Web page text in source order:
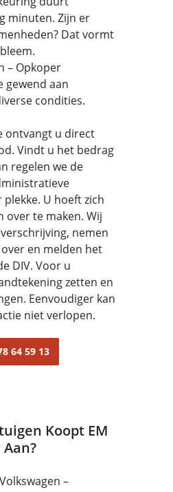
minuten. Zijn er
Dat vormt
– Opkoper
gewend aan
condities.
ontvangt u direct
Vindt u het bedrag
regelen we de
U hoeft zich
over te maken. Wij
nemen
en melden het
DIV. Voor u
zetten en
Eenvoudiger kan
niet verlopen.
64 59 13
Koopt EM
–